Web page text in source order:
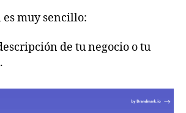
muy sencillo:
de tu negocio o tu